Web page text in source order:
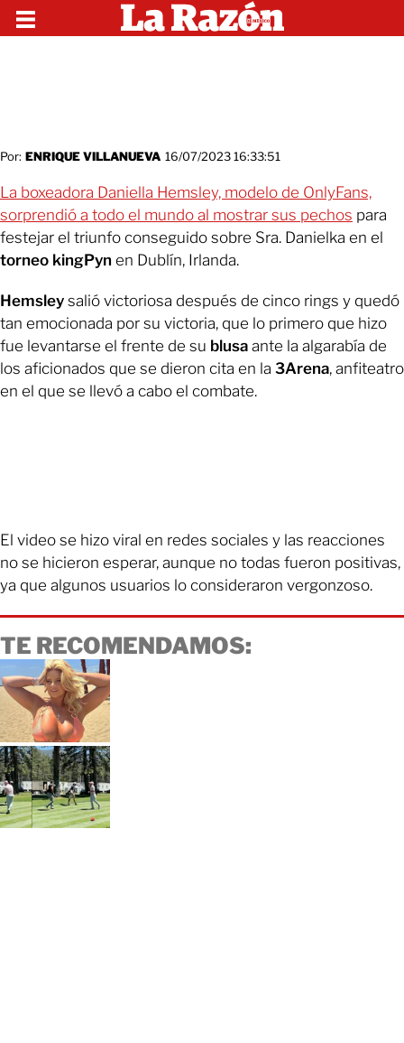
Por: ENRIQUE VILLANUEVA 16/07/2023 16:33:51
La boxeadora Daniella Hemsley, modelo de OnlyFans,
sorprendió a todo el mundo al mostrar sus pechos para
festejar el triunfo conseguido sobre Sra. Danielka en el
torneo kingPyn en Dublín, Irlanda.
Hemsley salió victoriosa después de cinco rings y quedó
tan emocionada por su victoria, que lo primero que hizo
fue levantarse el frente de su blusa ante la algarabía de
los aficionados que se dieron cita en la 3Arena, anfiteatro
en el que se llevó a cabo el combate.
El video se hizo viral en redes sociales y las reacciones
no se hicieron esperar, aunque no todas fueron positivas,
ya que algunos usuarios lo consideraron vergonzoso.
TE RECOMENDAMOS: